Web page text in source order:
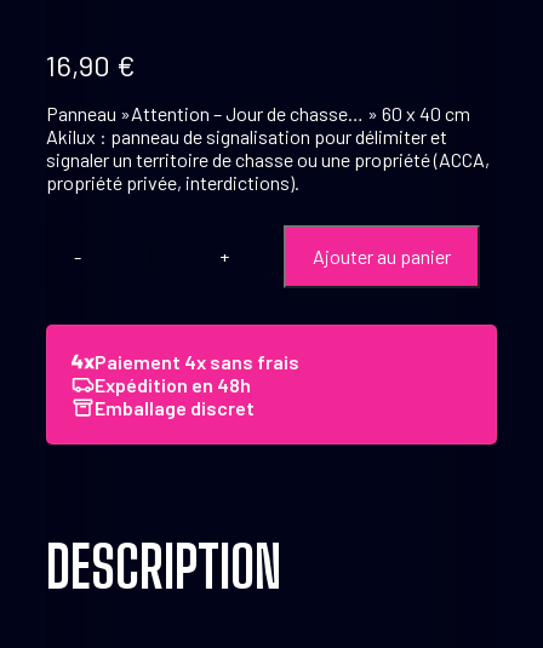
16,90 €
Panneau »Attention – Jour de chasse… » 60 x 40 cm
Akilux : panneau de signalisation pour délimiter et
signaler un territoire de chasse ou une propriété (ACCA,
propriété privée, interdictions).
quantité
-
de
60
Akilux
Ajouter au panier
Paiement 4x sans frais
Expédition en 48h
Emballage discret
DESCRIPTION